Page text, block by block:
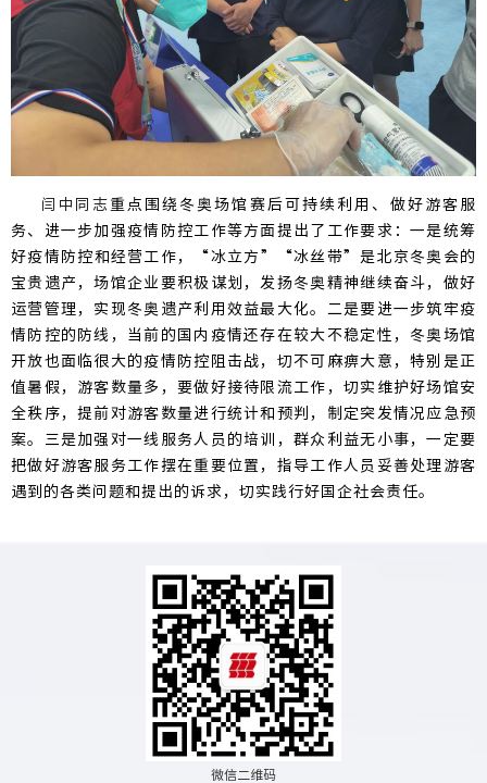
闫中同志 重点围绕冬奥场馆赛后可持续利用、做好游客服
务、进一步加强疫情防控工作等方面提出了工作要求：一是统筹
好疫情防控和经营工作，“冰立方”“冰丝带”是北京冬奥会的
宝贵遗产，场馆企业要积极谋划，发扬冬奥精神继续奋斗，做好
运营管理，实现冬奥遗产利用效益最大化。二是要进一步筑牢疫
情防控的防线，当前的国内疫情还存在较大不稳定性，冬奥场馆
开放也面临很大的疫情防控阻击战，切不可麻痹大意，特别是正
值暑假，游客数量多，要做好接待限流工作，切实维护好场馆安
全秩序，提前对游客数量进行统计和预判，制定突发情况应急预
案。三是加强对一线服务人员的培训，群众利益无小事，一定要
把做好游客服务工作摆在重要位置，指导工作人员妥善处理游客
遇到的各类问题和提出的诉求，切实践行好国企社会责任。
微信二维码